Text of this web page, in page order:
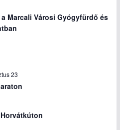
Marcali Városi Gyógyfürdő és
23